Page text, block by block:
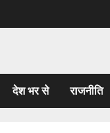
देश भर से राजनीति